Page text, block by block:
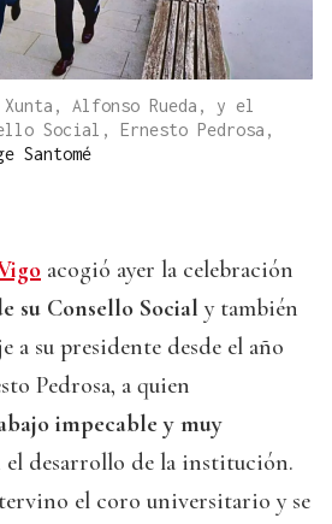
Alfonso Rueda, y el
Social, Ernesto Pedrosa,
Santomé
acogió ayer la celebración
su Consello Social y también
a su presidente desde el año
Pedrosa, a quien
impecable y muy
el desarrollo de la institución.
el coro universitario y se